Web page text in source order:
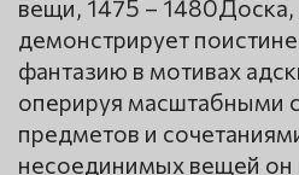
вещи, 1475 –
демонстрирует
фантазию в мотивах
оперируя масштабными
предметов и
несоединимых вещей он